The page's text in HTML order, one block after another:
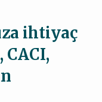
ihtiyaç
CACI,